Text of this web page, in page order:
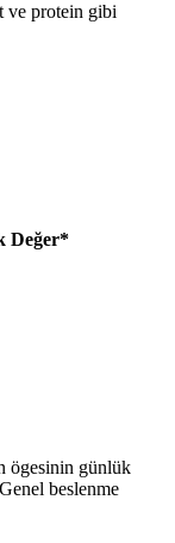
ve protein gibi
Değer*
ögesinin günlük
beslenme